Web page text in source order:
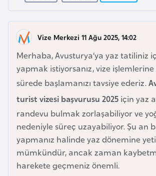
Vize Merkezi 11 Ağu 2025, 14:02
Merhaba, Avusturya’ya yaz tatiliniz
yapmak istiyorsanız, vize işlemlerine
sürede başlamanızı tavsiye ederiz.
turist vizesi başvurusu 2025 için yaz
randevu bulmak zorlaşabiliyor ve
nedeniyle süreç uzayabiliyor. Şu an
yapmanız halinde yaz dönemine
mümkündür, ancak zaman
harekete geçmeniz önemli.
n
a
h
r
e
y
n
B
a